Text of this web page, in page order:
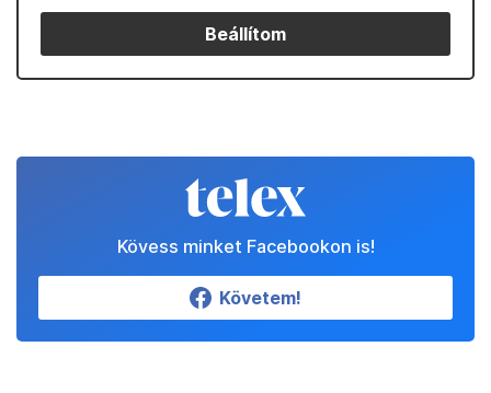
Beállítom
Kövess minket Facebookon is!
Követem!